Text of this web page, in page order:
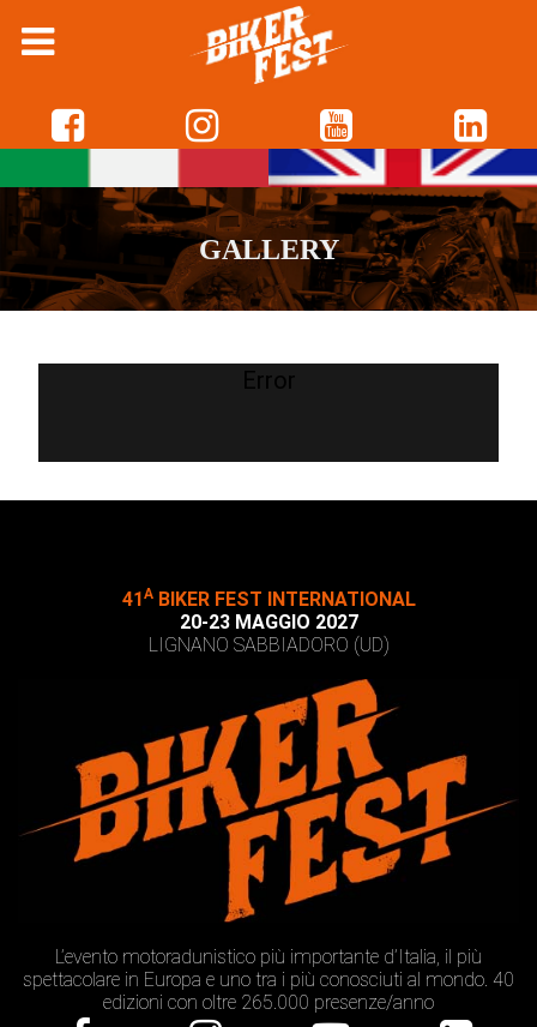
GALLERY
Error
41 ABIKER FEST INTERNATIONAL
20-23 MAGGIO 2027
LIGNANO SABBIADORO (UD)
L’evento motoradunistico più importante d’Italia, il più
spettacolare in Europa e uno tra i più conosciuti al mondo. 40
edizioni con oltre 265.000 presenze/anno